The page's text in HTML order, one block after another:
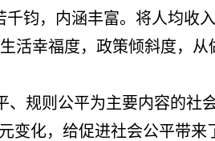
钧，内涵丰富。将人均收
活幸福度，政策倾斜度，
、规则公平为主要内容的社
变化，给促进社会公平带